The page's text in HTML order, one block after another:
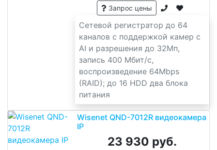
Запрос цены
Сетевой регистратор до 64
каналов с поддержкой камер с
AI и разрешения до 32Мп,
запись 400 Мбит/с,
воспроизведение 64Mbps
(RAID); до 16 HDD два блока
питания
Wisenet QND-7012R видеокамера
IP
23 930 руб.